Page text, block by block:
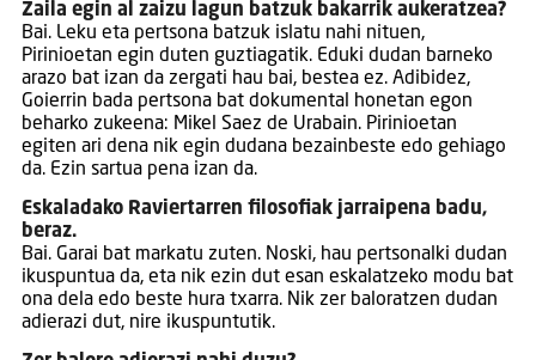
Zaila egin al zaizu lagun batzuk bakarrik aukeratzea?
Bai. Leku eta pertsona batzuk islatu nahi nituen,
Pirinioetan egin duten guztiagatik. Eduki dudan barneko
arazo bat izan da zergati hau bai, bestea ez. Adibidez,
Goierrin bada pertsona bat dokumental honetan egon
beharko zukeena: Mikel Saez de Urabain. Pirinioetan
egiten ari dena nik egin dudana bezainbeste edo gehiago
da. Ezin sartua pena izan da.
Eskaladako Raviertarren filosofiak jarraipena badu,
beraz.
Bai. Garai bat markatu zuten. Noski, hau pertsonalki dudan
ikuspuntua da, eta nik ezin dut esan eskalatzeko modu bat
ona dela edo beste hura txarra. Nik zer baloratzen dudan
adierazi dut, nire ikuspuntutik.